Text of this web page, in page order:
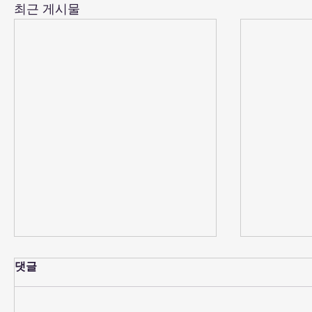
최근 게시물
우리 함께 나눠요 | 이미숙 권
우리 함
댓글